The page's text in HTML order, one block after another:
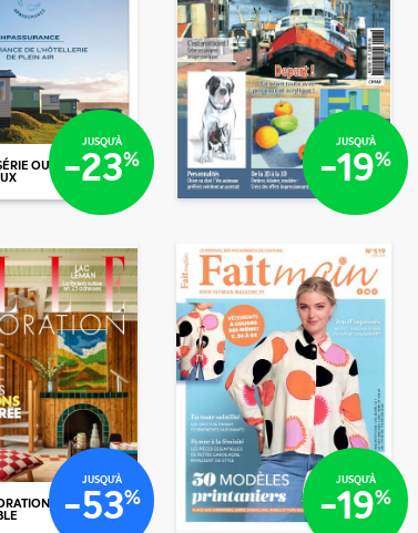
OU N°
JUSQU'À
-23%
/mois
JUSQU'À
-19%
€62
/mois
€25/mois
+
JUSQU'À
-53%
€43
€50
JUSQU'À
-19%
€02
/mois
/mois